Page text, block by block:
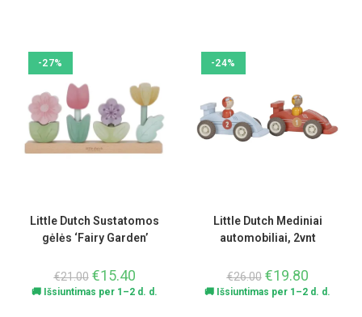
-27%
Little Dutch Sustatomos
gėlės ‘Fairy Garden’
€21.00 €15.40
🚚 Išsiuntimas per 1–2 d. d.
-24%
Little Dutch Mediniai
automobiliai, 2vnt
€26.00 €19.80
🚚 Išsiuntimas per 1–2 d. d.